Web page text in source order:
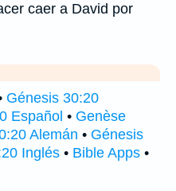
caer a David por
Génesis 30:20
Español • Genèse
Alemán • Génesis
Inglés • Bible Apps •